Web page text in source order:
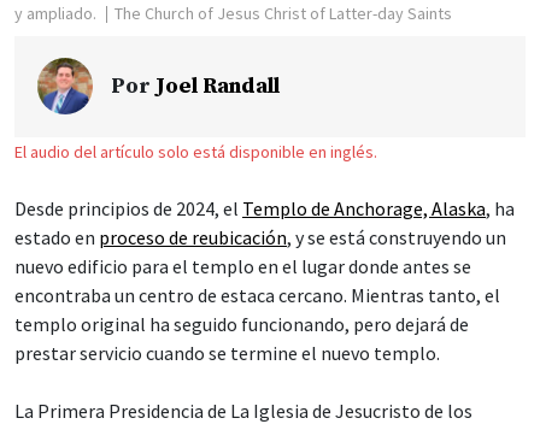
y ampliado.
The Church of Jesus Christ of Latter-day Saints
Por Joel Randall
El audio del artículo solo está disponible en inglés.
Desde principios de 2024, el Templo de Anchorage, Alaska, ha
estado en proceso de reubicación, y se está construyendo un
nuevo edificio para el templo en el lugar donde antes se
encontraba un centro de estaca cercano. Mientras tanto, el
templo original ha seguido funcionando, pero dejará de
prestar servicio cuando se termine el nuevo templo.
La Primera Presidencia de La Iglesia de Jesucristo de los